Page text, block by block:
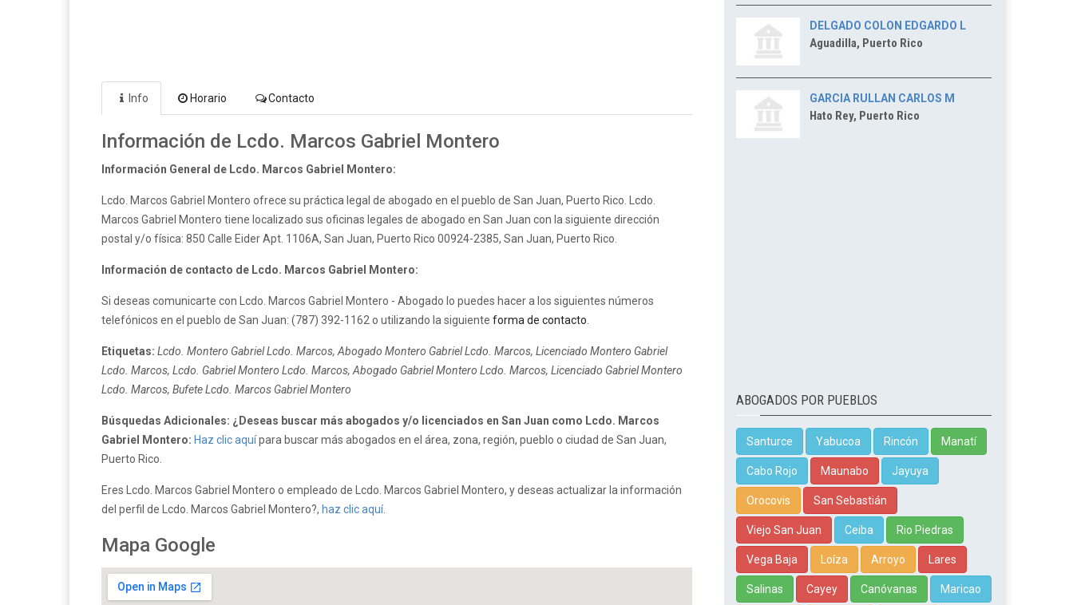
Info Horario Contacto
Información de Lcdo. Marcos Gabriel Montero
Información General de Lcdo. Marcos Gabriel Montero:
Lcdo. Marcos Gabriel Montero ofrece su práctica legal de abogado en el pueblo de San Juan, Puerto Rico. Lcdo.
Marcos Gabriel Montero tiene localizado sus oficinas legales de abogado en San Juan con la siguiente dirección
postal y/o física: 850 Calle Eider Apt. 1106A, San Juan, Puerto Rico 00924-2385, San Juan, Puerto Rico.
Información de contacto de Lcdo. Marcos Gabriel Montero:
Si deseas comunicarte con Lcdo. Marcos Gabriel Montero - Abogado lo puedes hacer a los siguientes números
telefónicos en el pueblo de San Juan: (787) 392-1162 o utilizando la siguiente forma de contacto
Etiquetas: Lcdo. Montero Gabriel Lcdo. Marcos, Abogado Montero Gabriel Lcdo. Marcos, Licenciado Montero Gabriel
Lcdo. Marcos, Lcdo. Gabriel Montero Lcdo. Marcos, Abogado Gabriel Montero Lcdo. Marcos, Licenciado Gabriel Montero
Lcdo. Marcos, Bufete Lcdo. Marcos Gabriel Montero
Búsquedas Adicionales: ¿Deseas buscar más abogados y/o licenciados en San Juan como Lcdo. Marcos
Gabriel Montero: Haz clic aquípara buscar más abogados en el área, zona, región, pueblo o ciudad de San Juan,
Puerto Rico.
Eres Lcdo. Marcos Gabriel Montero o empleado de Lcdo. Marcos Gabriel Montero, y deseas actualizar la información
del perfil de Lcdo. Marcos Gabriel Montero?, haz clic aquí.
Mapa Google
DELGADO COLON EDGARDO L
Aguadilla, Puerto Rico
GARCIA RULLAN CARLOS M
Hato Rey, Puerto Rico
ABOGADOS POR PUEBLOS
Santurce Yabucoa Rincón Manatí
Cabo Rojo Maunabo Jayuya
Orocovis San Sebastián
Viejo San Juan Ceiba Rio Piedras
Vega Baja Loíza Arroyo Lares
Salinas Cayey Canóvanas Maricao